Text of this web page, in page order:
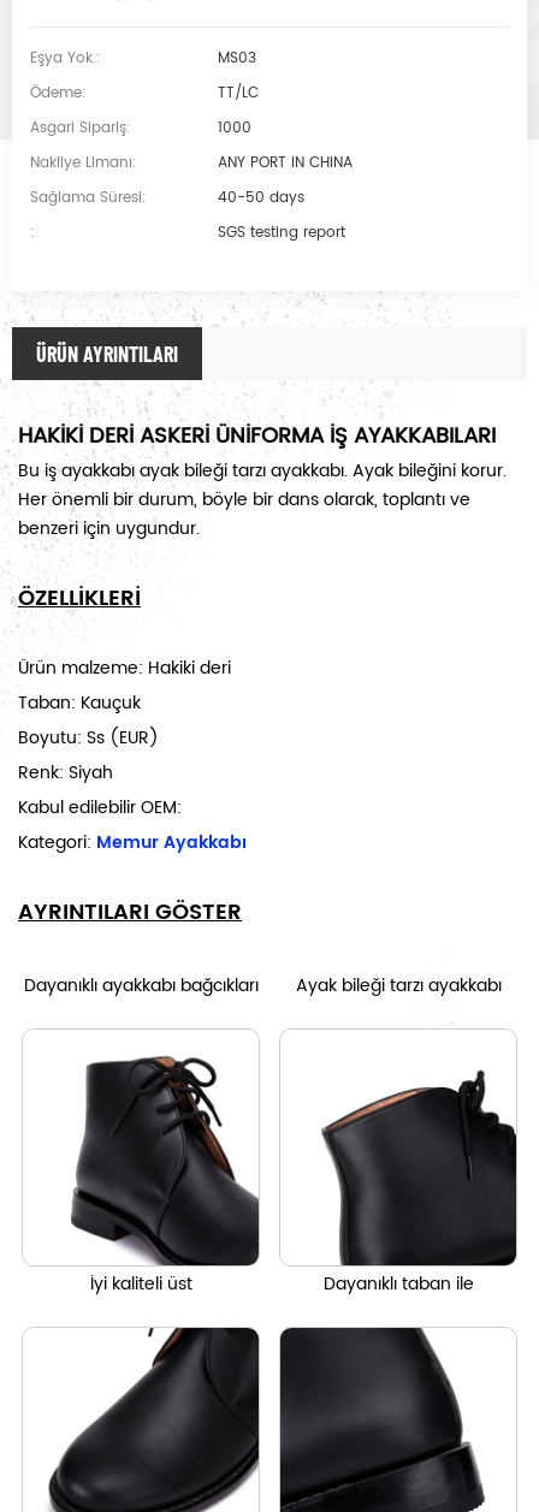
Eşya Yok.:
MS03
Ödeme:
TT/LC
Asgari Sipariş:
1000
Nakliye Limanı:
ANY PORT IN CHINA
Sağlama Süresi:
40-50 days
:
SGS testing report
ÜRÜN AYRINTILARI
HAKİKİ DERİ ASKERİ ÜNİFORMA İŞ AYAKKABILARI
Bu iş ayakkabı ayak bileği tarzı ayakkabı. Ayak bileğini korur.
Her önemli bir durum, böyle bir dans olarak, toplantı ve
benzeri için uygundur.
ÖZELLİKLERİ
Ürün malzeme: Hakiki deri
Taban: Kauçuk
Boyutu: Ss (EUR)
Renk: Siyah
Kabul edilebilir OEM:
Kategori: Memur Ayakkabı
AYRINTILARI GÖSTER
Dayanıklı ayakkabı bağcıkları Ayak bileği tarzı ayakkabı
İyi kaliteli üst Dayanıklı taban ile